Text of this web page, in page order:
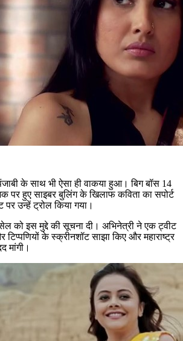
के साथ भी ऐसा ही वाकया हुआ। बिग बॉस 14
पर हुए साइबर बुलिंग के खिलाफ कविता का सपोर्ट
उन्हें ट्रोल किया गया।
को इस मुद्दे की सूचना दी। अभिनेत्री ने एक ट्वीट
के स्क्रीनशॉट साझा किए और महाराष्ट्र
मांगी।